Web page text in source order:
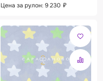
Цена за рулон: 9 230 ₽